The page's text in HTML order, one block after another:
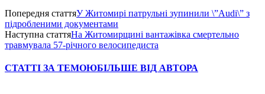
Попередня статтяУ Житомирі патрульні зупинили \”Audi\” з
підробленими документами
Наступна статтяНа Житомирщині вантажівка смертельно
травмувала 57-річного велосипедиста
СТАТТІ ЗА ТЕМОЮБІЛЬШЕ ВІД АВТОРА